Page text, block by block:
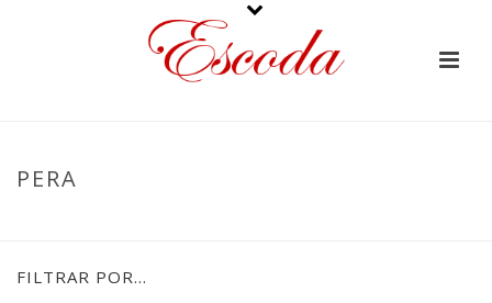
PERA
FILTRAR POR…